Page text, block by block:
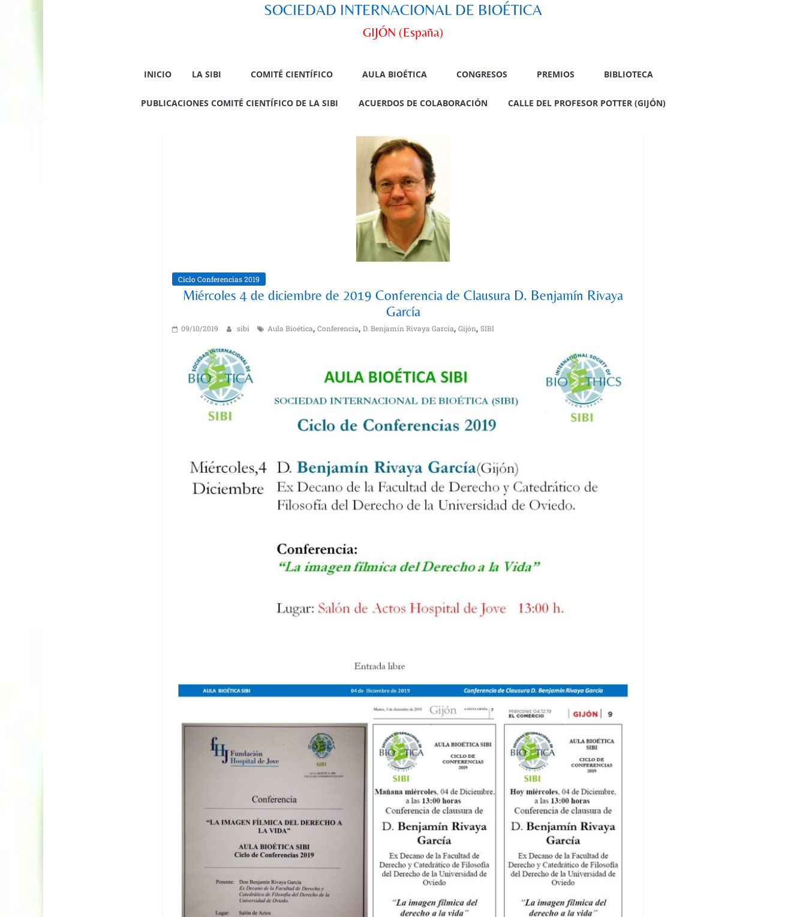
SOCIEDAD INTERNACIONAL DE BIOÉTICA
GIJÓN (España)
INICIO LA SIBI COMITÉ CIENTÍFICO AULA BIOÉTICA CONGRESOS PREMIOS BIBLIOTECA
PUBLICACIONES COMITÉ CIENTÍFICO DE LA SIBI ACUERDOS DE COLABORACIÓN CALLE DEL PROFESOR POTTER (GIJÓN)
Ciclo Conferencias 2019
Miércoles 4 de diciembre de 2019 Conferencia de Clausura D. Benjamín Rivaya
García
09/10/2019 sibi Aula Bioética, Conferencia, D. Benjamín Rivaya García, Gijón, SIBI